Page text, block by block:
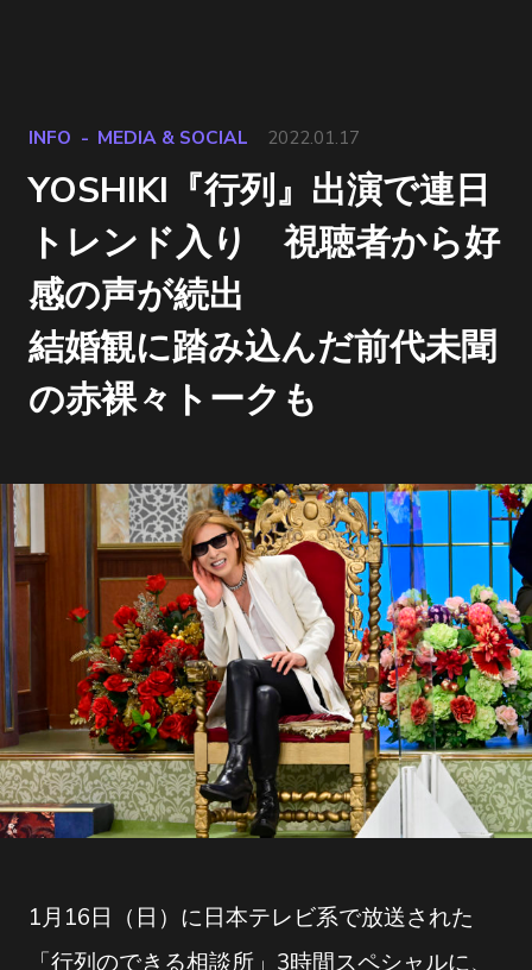
INFO MEDIA & SOCIAL 2022.01.17
YOSHIKI『行列』出演で連日
トレンド入り 視聴者から好
感の声が続出
結婚観に踏み込んだ前代未聞
の赤裸々トークも
1月16日（日）に日本テレビ系で放送された
「行列のできる相談所」3時間スペシャルに、